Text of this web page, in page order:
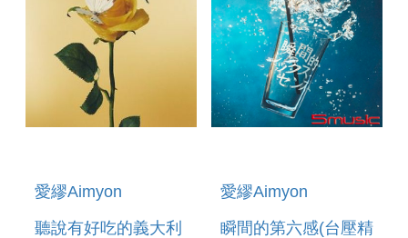
愛繆Aimyon
聽說有好吃的義大利
愛繆Aimyon
瞬間的第六感(台壓精